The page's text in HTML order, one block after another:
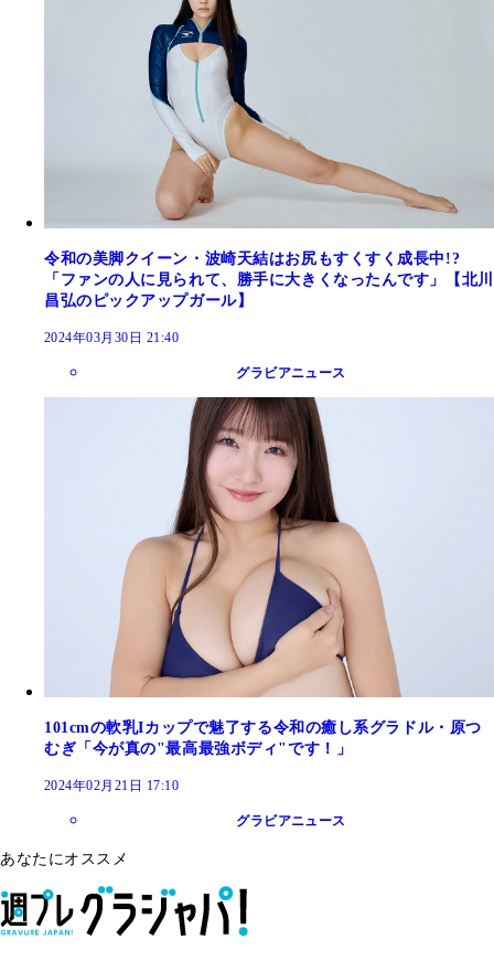
令和の美脚クイーン・波崎天結はお尻もすくすく成長中!?
「ファンの人に見られて、勝手に大きくなったんです」【北川
昌弘のピックアップガール】
2024年03月30日 21:40
グラビアニュース
101cmの軟乳Iカップで魅了する令和の癒し系グラドル・原つ
むぎ「今が真の"最高最強ボディ"です！」
2024年02月21日 17:10
グラビアニュース
あなたにオススメ